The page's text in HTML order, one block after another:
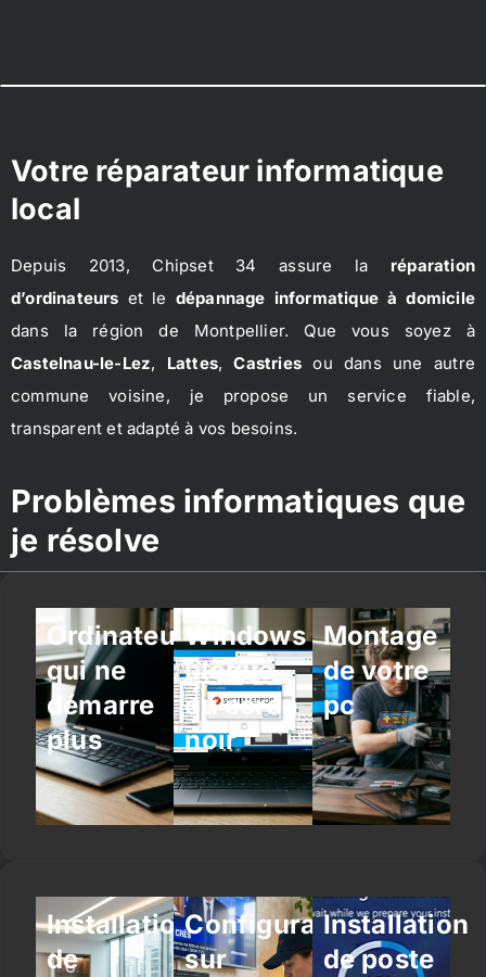
Votre réparateur informatique
local
Depuis 2013, Chipset 34 assure la réparation
d’ordinateurs et le dépannage informatique à domicile
dans la région de Montpellier. Que vous soyez à
Castelnau-le-Lez, Lattes,Castries ou dans une autre
commune voisine, je propose un service fiable,
transparent et adapté à vos besoins.
Problèmes informatiques que
je résolve
Ordinateur
qui ne
démarre
plus
Windows
bloqué
ou écran
noir
Montage
de votre
pc
Installation
de
Configuration
sur
Installation
de poste